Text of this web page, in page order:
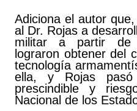
Adiciona el autor
al Dr. Rojas a
militar a partir de
lograron obtener del
tecnología
ella, y Rojas
prescindible y
Nacional de los